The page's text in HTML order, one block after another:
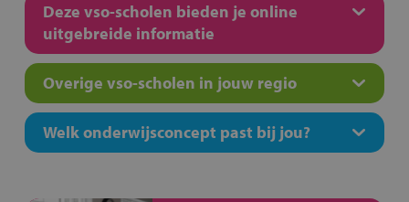
Deze vso-scholen bieden je online
uitgebreide informatie
Overige vso-scholen in jouw regio
Welk onderwijsconcept past bij jou?